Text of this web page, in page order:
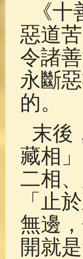
《
惡道
令諸
永斷
的。
末後
藏相
二相
「止
無邊
開就